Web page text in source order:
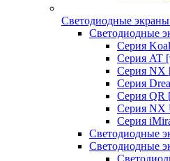
Светодиодные экраны
Светодиодные
Cерия
Серия AT
Серия NX
Серия
Серия QR
Серия NX
Серия
Светодиодные
Светодиодные